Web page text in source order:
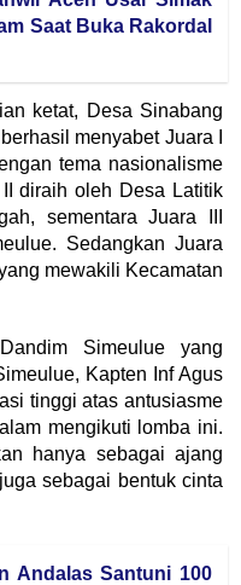
Saat Buka Rakordal
ketat, Desa Sinabang
menyabet Juara I
tema nasionalisme
diraih oleh Desa Latitik
sementara Juara III
Sedangkan Juara
mewakili Kecamatan
Simeulue yang
Kapten Inf Agus
tinggi atas antusiasme
mengikuti lomba ini.
hanya sebagai ajang
sebagai bentuk cinta
Andalas Santuni 100